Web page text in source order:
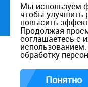
Данный
соотв. со статьей
уточняйте по
изменять технические
Мы используем
чтобы улучшить
повысить
Продолжая
соглашаетесь с
использованием.
обработку
Понятно